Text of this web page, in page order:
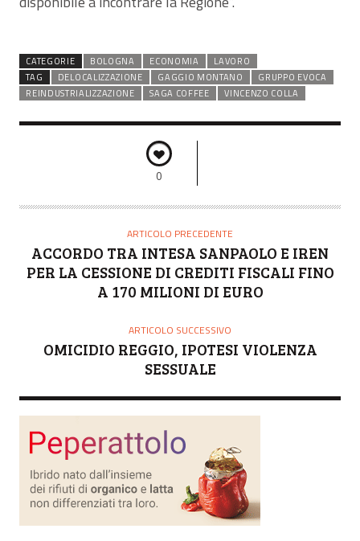
CATEGORIE BOLOGNA ECONOMIA
LAVORO
TAG
DELOCALIZZAZIONE GAGGIO MONTANO
GRUPPO EVOCA
REINDUSTRIALIZZAZIONE
SAGA COFFEE VINCENZO COLLA
0
ARTICOLO PRECEDENTE
ACCORDO TRA INTESA SANPAOLO E IREN
PER LA CESSIONE DI CREDITI FISCALI FINO
A 170 MILIONI DI EURO
ARTICOLO SUCCESSIVO
OMICIDIO REGGIO, IPOTESI VIOLENZA
SESSUALE